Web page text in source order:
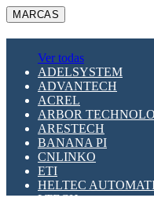
MARCAS
Ver todas
ADELSYSTEM
ADVANTECH
ACREL
ARBOR
ARESTECH
BANANA PI
CNLINKO
ETI
HELTEC
LTECH